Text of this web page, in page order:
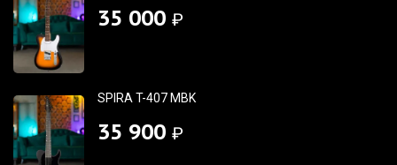
35 000 ₽
SPIRA T-407 MBK
35 900 ₽